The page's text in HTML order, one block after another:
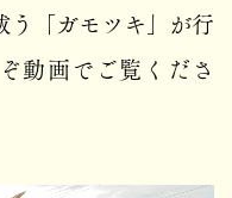
う「ガモツキ」が行
動画でご覧くださ